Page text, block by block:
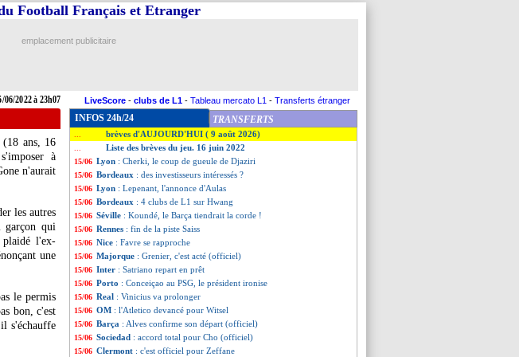
06/2022 à 23h07
Football Français et Etranger
emplacement publicitaire
LiveScore - clubs de L1 - Tableau mercato L1 - Transferts étranger
ans, 16
à
n'aurait
les autres
garçon qui
l'ex-
une
le permis
bon, c'est
s'échauffe
INFOS 24h/24 TRANSFERTS
brèves d'AUJOURD'HUI ( 9 août 2026)
Liste des brèves du jeu. 16 juin 2022
15/06 Lyon : Cherki, le coup de gueule de Djaziri
15/06 Bordeaux : des investisseurs intéressés ?
15/06 Lyon : Lepenant, l'annonce d'Aulas
15/06 Bordeaux : 4 clubs de L1 sur Hwang
15/06 Séville : Koundé, le Barça tiendrait la corde !
15/06 Rennes : fin de la piste Saiss
15/06 Nice : Favre se rapproche
15/06 Majorque : Grenier, c'est acté (officiel)
15/06 Inter : Satriano repart en prêt
15/06 Porto : Conceiçao au PSG, le président ironise
15/06 Real : Vinicius va prolonger
15/06 OM : l'Atletico devancé pour Witsel
15/06 Barça : Alves confirme son départ (officiel)
15/06 Sociedad : accord total pour Cho (officiel)
15/06 Clermont : c'est officiel pour Zeffane